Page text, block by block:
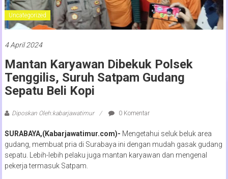
Uncategorized
4 April 2024
Mantan Karyawan Dibekuk Polsek
Tenggilis, Suruh Satpam Gudang
Sepatu Beli Kopi
Diposkan Oleh:kabarjawatimur 0 Komentar
SURABAYA,(Kabarjawatimur.com)- Mengetahui seluk beluk area
gudang, membuat pria di Surabaya ini dengan mudah gasak gudang
sepatu. Lebih-lebih pelaku juga mantan karyawan dan mengenal
pekerja termasuk Satpam.